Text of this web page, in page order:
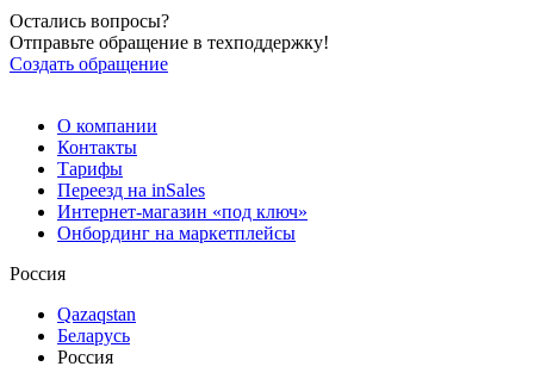
Остались вопросы?
Отправьте обращение в техподдержку!
Создать обращение
О компании
Контакты
Тарифы
Переезд на inSales
Интернет-магазин «под ключ»
Онбординг на маркетплейсы
Россия
Qazaqstan
Беларусь
Россия